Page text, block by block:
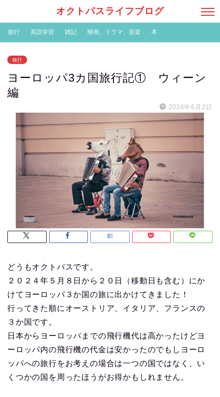
オクトパスライフブログ
旅行 英語学習 雑記 映画、ドラマ、音楽 本
旅行
ヨーロッパ3カ国旅行記① ウィーン
編
2024年6月2日
どうもオクトパスです。
２０２４年５月８日から２０日（移動日も含む）にか
けてヨーロッパ３か国の旅に出かけてきました！
行ってきた順にオーストリア、イタリア、フランスの
３か国です。
日本からヨーロッパまでの飛行機代は高かったけどヨ
ーロッパ内の飛行機の代金は安かったのでもしヨーロ
ッパへの旅行をお考えの場合は一つの国ではなく、い
くつかの国を周ったほうがお得かもしれません。